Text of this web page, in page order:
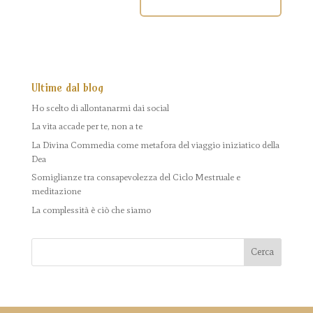
Ultime dal blog
Ho scelto di allontanarmi dai social
La vita accade per te, non a te
La Divina Commedia come metafora del viaggio iniziatico della
Dea
Somiglianze tra consapevolezza del Ciclo Mestruale e
meditazione
La complessità è ciò che siamo